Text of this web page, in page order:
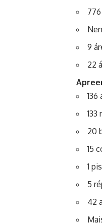
9
22
20
15
1
5
42